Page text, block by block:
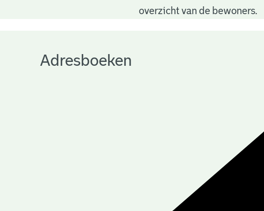
overzicht van de bewoners.
Adresboeken